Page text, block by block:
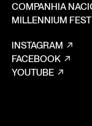
COMPANHIA
MILLENNIUM
INSTAGRAM
FACEBOOK
YOUTUBE